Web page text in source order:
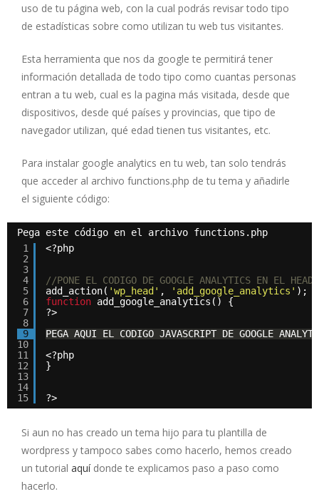
uso de tu página web, con la cual podrás revisar todo tipo
de estadísticas sobre como utilizan tu web tus visitantes.
Esta herramienta que nos da google te permitirá tener
información detallada de todo tipo como cuantas personas
entran a tu web, cual es la pagina más visitada, desde que
dispositivos, desde qué países y provincias, que tipo de
navegador utilizan, qué edad tienen tus visitantes, etc.
Para instalar google analytics en tu web, tan solo tendrás
que acceder al archivo functions.php de tu tema y añadirle
el siguiente código:
Pega este código en el archivo functions.php
1
2
3
4
5
6
7
8
9
10
11
12
13
14
15
<?php
//PONE EL CODIGO DE GOOGLE ANALYTICS EN EL HEAD
add_action( 'wp_head' , 'add_google_analytics' );
function add_google_analytics() {
?>
PEGA AQUI EL CODIGO JAVASCRIPT DE GOOGLE
<?php
}
?>
Si aun no has creado un tema hijo para tu plantilla de
wordpress y tampoco sabes como hacerlo, hemos creado
un tutorial aquídonde te explicamos paso a paso como
hacerlo.